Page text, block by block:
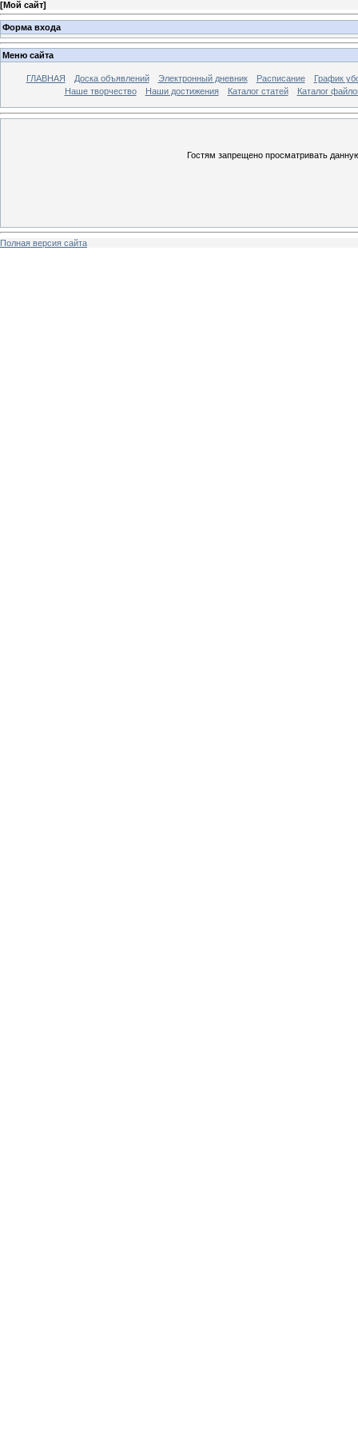
[Мой сайт]
Форма входа
Меню сайта
ГЛАВНАЯ Доска объявлений Электронный дневник Расписание
График
Наше творчество
Наши достижения Каталог статей Каталог
Гостям запрещено просматривать
Полная версия сайта